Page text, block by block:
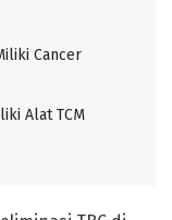
Cancer
Alat TCM